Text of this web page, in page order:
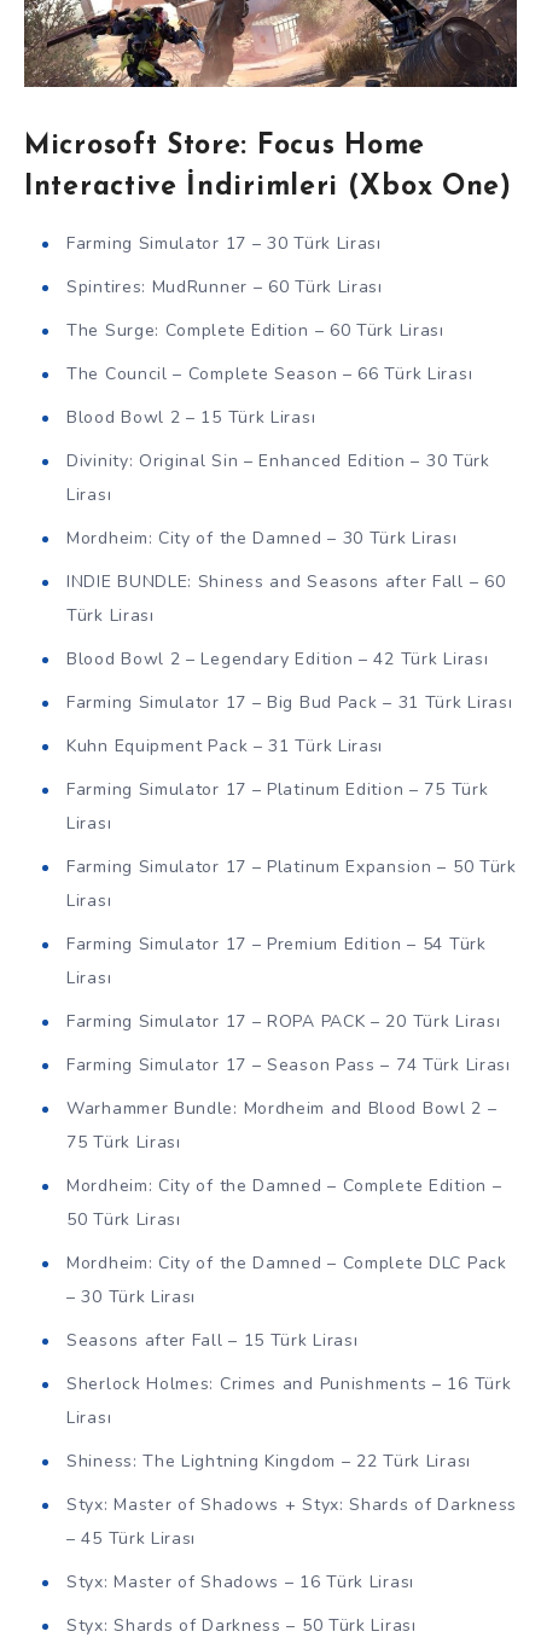
Microsoft Store: Focus Home
Interactive İndirimleri (Xbox One)
Farming Simulator 17 – 30 Türk Lirası
Spintires: MudRunner – 60 Türk Lirası
The Surge: Complete Edition – 60 Türk Lirası
The Council – Complete Season – 66 Türk Lirası
Blood Bowl 2 – 15 Türk Lirası
Divinity: Original Sin – Enhanced Edition – 30 Türk
Lirası
Mordheim: City of the Damned – 30 Türk Lirası
INDIE BUNDLE: Shiness and Seasons after Fall – 60
Türk Lirası
Blood Bowl 2 – Legendary Edition – 42 Türk Lirası
Farming Simulator 17 – Big Bud Pack – 31 Türk Lirası
Kuhn Equipment Pack – 31 Türk Lirası
Farming Simulator 17 – Platinum Edition – 75 Türk
Lirası
Farming Simulator 17 – Platinum Expansion – 50 Türk
Lirası
Farming Simulator 17 – Premium Edition – 54 Türk
Lirası
Farming Simulator 17 – ROPA PACK – 20 Türk Lirası
Farming Simulator 17 – Season Pass – 74 Türk Lirası
Warhammer Bundle: Mordheim and Blood Bowl 2 –
75 Türk Lirası
Mordheim: City of the Damned – Complete Edition –
50 Türk Lirası
Mordheim: City of the Damned – Complete DLC Pack
– 30 Türk Lirası
Seasons after Fall – 15 Türk Lirası
Sherlock Holmes: Crimes and Punishments – 16 Türk
Lirası
Shiness: The Lightning Kingdom – 22 Türk Lirası
Styx: Master of Shadows + Styx: Shards of Darkness
– 45 Türk Lirası
Styx: Master of Shadows – 16 Türk Lirası
Styx: Shards of Darkness – 50 Türk Lirası